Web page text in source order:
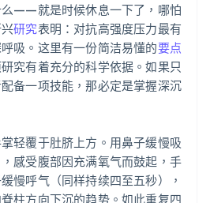
么——就是时候休息一下了，哪怕
研究表明：对抗高强度压力最有
吸。这里有一份简洁易懂的要点
究有着充分的科学依据。如果只
备一项技能，那必定是掌握深沉
轻覆于肚脐上方。用鼻子缓慢吸
感受腹部因充满氧气而鼓起，手
慢呼气（同样持续四至五秒），
柱方向下沉的趋势。如此重复四